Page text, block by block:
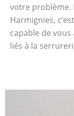
votre problème.
Harmignies,
capable de
liés à la